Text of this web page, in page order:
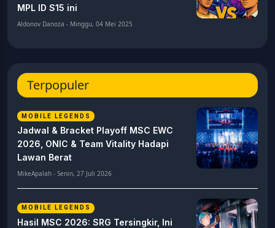
MPL ID S15 ini
Aldonov Danoza - Minggu, 04 Mei 2025
Terpopuler
MOBILE LEGENDS
Jadwal & Bracket Playoff MSC EWC
2026, ONIC & Team Vitality Hadapi
Lawan Berat
MikeApalah - Senin, 27 Juli 2026
MOBILE LEGENDS
Hasil MSC 2026: SRG Tersingkir, Ini